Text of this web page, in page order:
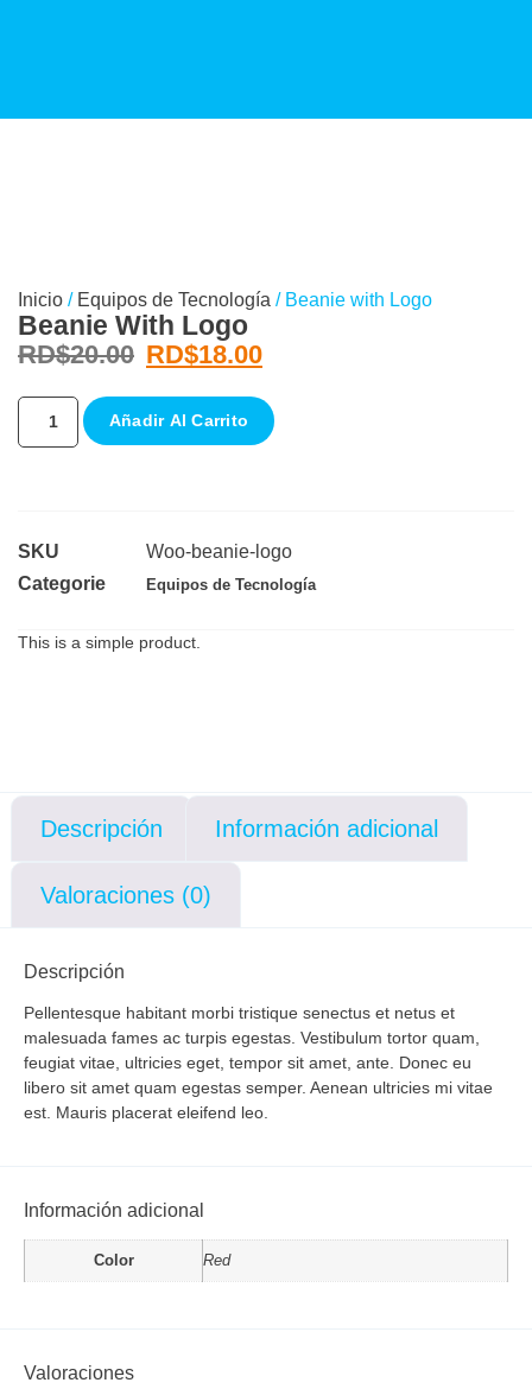
Inicio / Equipos de Tecnología / Beanie with Logo
Beanie With Logo
RD$20.00 RD$18.00
Añadir Al Carrito
SKU
Woo-beanie-logo
Categorie
Equipos de Tecnología
This is a simple product.
Descripción Información adicional
Valoraciones (0)
Descripción
Pellentesque habitant morbi tristique senectus et netus et
malesuada fames ac turpis egestas. Vestibulum tortor quam,
feugiat vitae, ultricies eget, tempor sit amet, ante. Donec eu
libero sit amet quam egestas semper. Aenean ultricies mi vitae
est. Mauris placerat eleifend leo.
Información adicional
Color Red
Valoraciones